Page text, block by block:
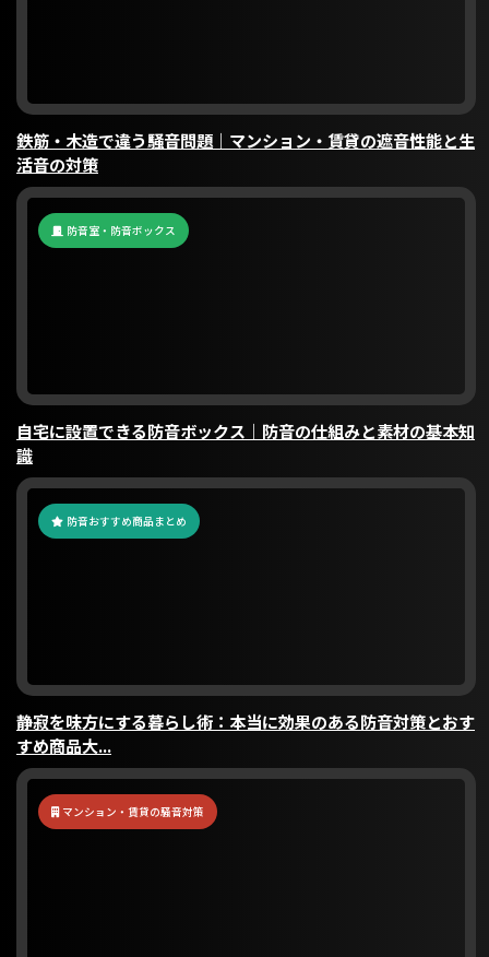
鉄筋・木造で違う騒音問題｜マンション・賃貸の遮音性能と生
活音の対策
防音室・防音ボックス
自宅に設置できる防音ボックス｜防音の仕組みと素材の基本知
識
防音おすすめ商品まとめ
静寂を味方にする暮らし術：本当に効果のある防音対策とおす
すめ商品大...
マンション・賃貸の騒音対策